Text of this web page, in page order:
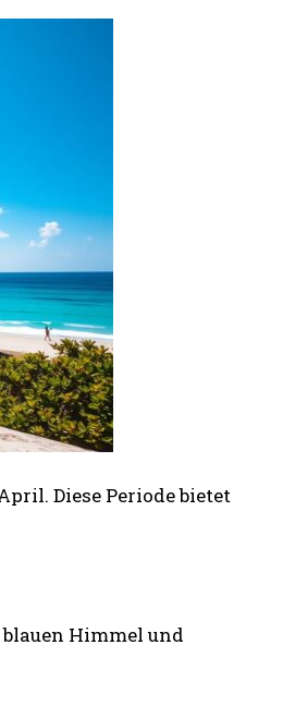
Diese Periode bietet
Himmel und